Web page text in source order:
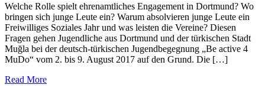
Welche Rolle spielt ehrenamtliches Engagement in Dortmund? Wo
bringen sich junge Leute ein? Warum absolvieren junge Leute ein
Freiwilliges Soziales Jahr und was leisten die Vereine? Diesen
Fragen gehen Jugendliche aus Dortmund und der türkischen Stadt
Muğla bei der deutsch-türkischen Jugendbegegnung „Be active 4
MuDo“ vom 2. bis 9. August 2017 auf den Grund. Die […]
Read More